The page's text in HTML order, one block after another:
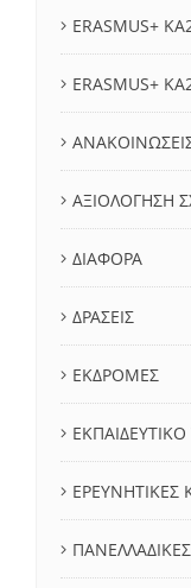
ERASMUS+
ERASMUS+
ΑΞΙΟΛΟΓΗΣΗ
ΔΙΑΦΟΡΑ
ΔΡΑΣΕΙΣ
ΕΚΔΡΟΜΕΣ
ΕΚΠΑΙΔΕΥΤΙΚΟ
ΕΡΕΥΝΗΤΙΚΕΣ
ΠΑΝΕΛΛΑΔΙΚΕΣ